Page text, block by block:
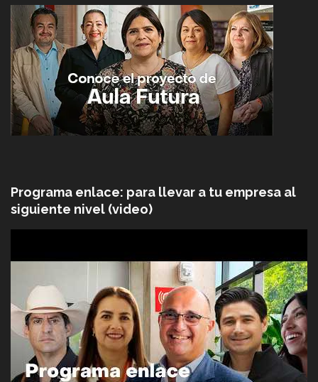
Programa enlace: para llevar a tu empresa al
siguiente nivel (video)